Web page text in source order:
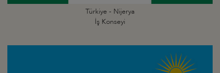
Türkiye - Nijerya
İş Konseyi